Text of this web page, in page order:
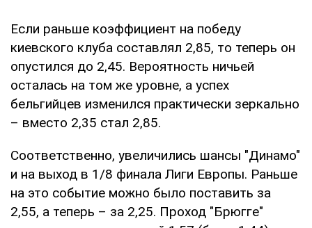
Если раньше коэффициент на победу
киевского клуба составлял 2,85, то теперь он
опустился до 2,45. Вероятность ничьей
осталась на том же уровне, а успех
бельгийцев изменился практически зеркально
– вместо 2,35 стал 2,85.
Соответственно, увеличились шансы "Динамо"
и на выход в 1/8 финала Лиги Европы. Раньше
на это событие можно было поставить за
2,55, а теперь – за 2,25. Проход "Брюгге"